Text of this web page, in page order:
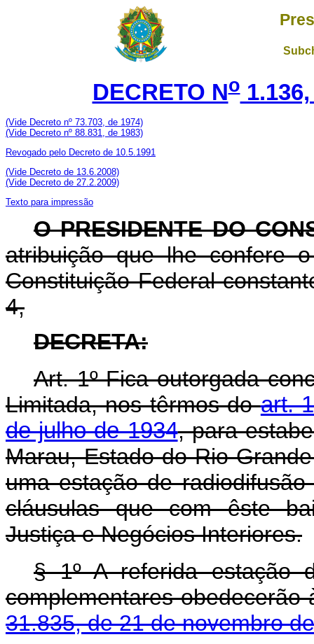
DECRETO No1.136,
(Vide Decreto nº 73.703 , de 1974)
(Vide Decreto nº 88.831
, de 1983)
Revogado pelo Decreto de 10.5.1991
(Vide Decreto de 13.6.2008)
(Vide Decreto de 27.2.2009)
Texto para impressão
O PRESIDENTE DO
atribuição que lhe confere
Constituição Federal
4,
DECRETA:
Art. 1º Fica outorgada
Limitada, nos têrmos doart.
de julho de 1934, para
Marau, Estado do Rio
uma estação de
cláusulas que com êste
Justiça e Negócios Interiores.
§ 1º A referida estação
complementares
31.835, de 21 de novembro